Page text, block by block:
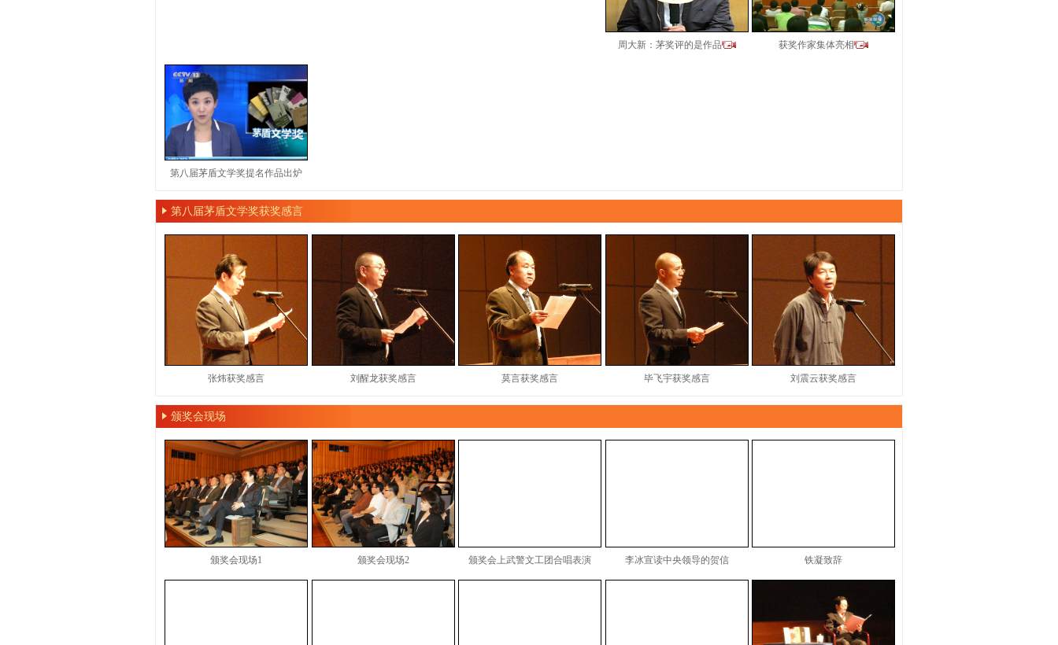
周大新：茅奖评的是作品 获奖作家集体亮相
第八届茅盾文学奖提名作品出炉
第八届茅盾文学奖获奖感言
张炜获奖感言 刘醒龙获奖感言 莫言获奖感言 毕飞宇获奖感言 刘震云获奖感言
颁奖会现场
颁奖会现场1 颁奖会现场2 颁奖会上武警文工团合唱表演 李冰宣读中央领导的贺信 铁凝致辞